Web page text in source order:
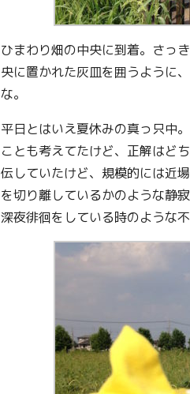
ひまわり畑の中央に到着。さっ
央に置かれた灰皿を囲うように
な。
平日とはいえ夏休みの真っ只中
ことも考えてたけど、正解はど
伝していたけど、規模的には近
を切り離しているかのような静
深夜徘徊をしている時のような